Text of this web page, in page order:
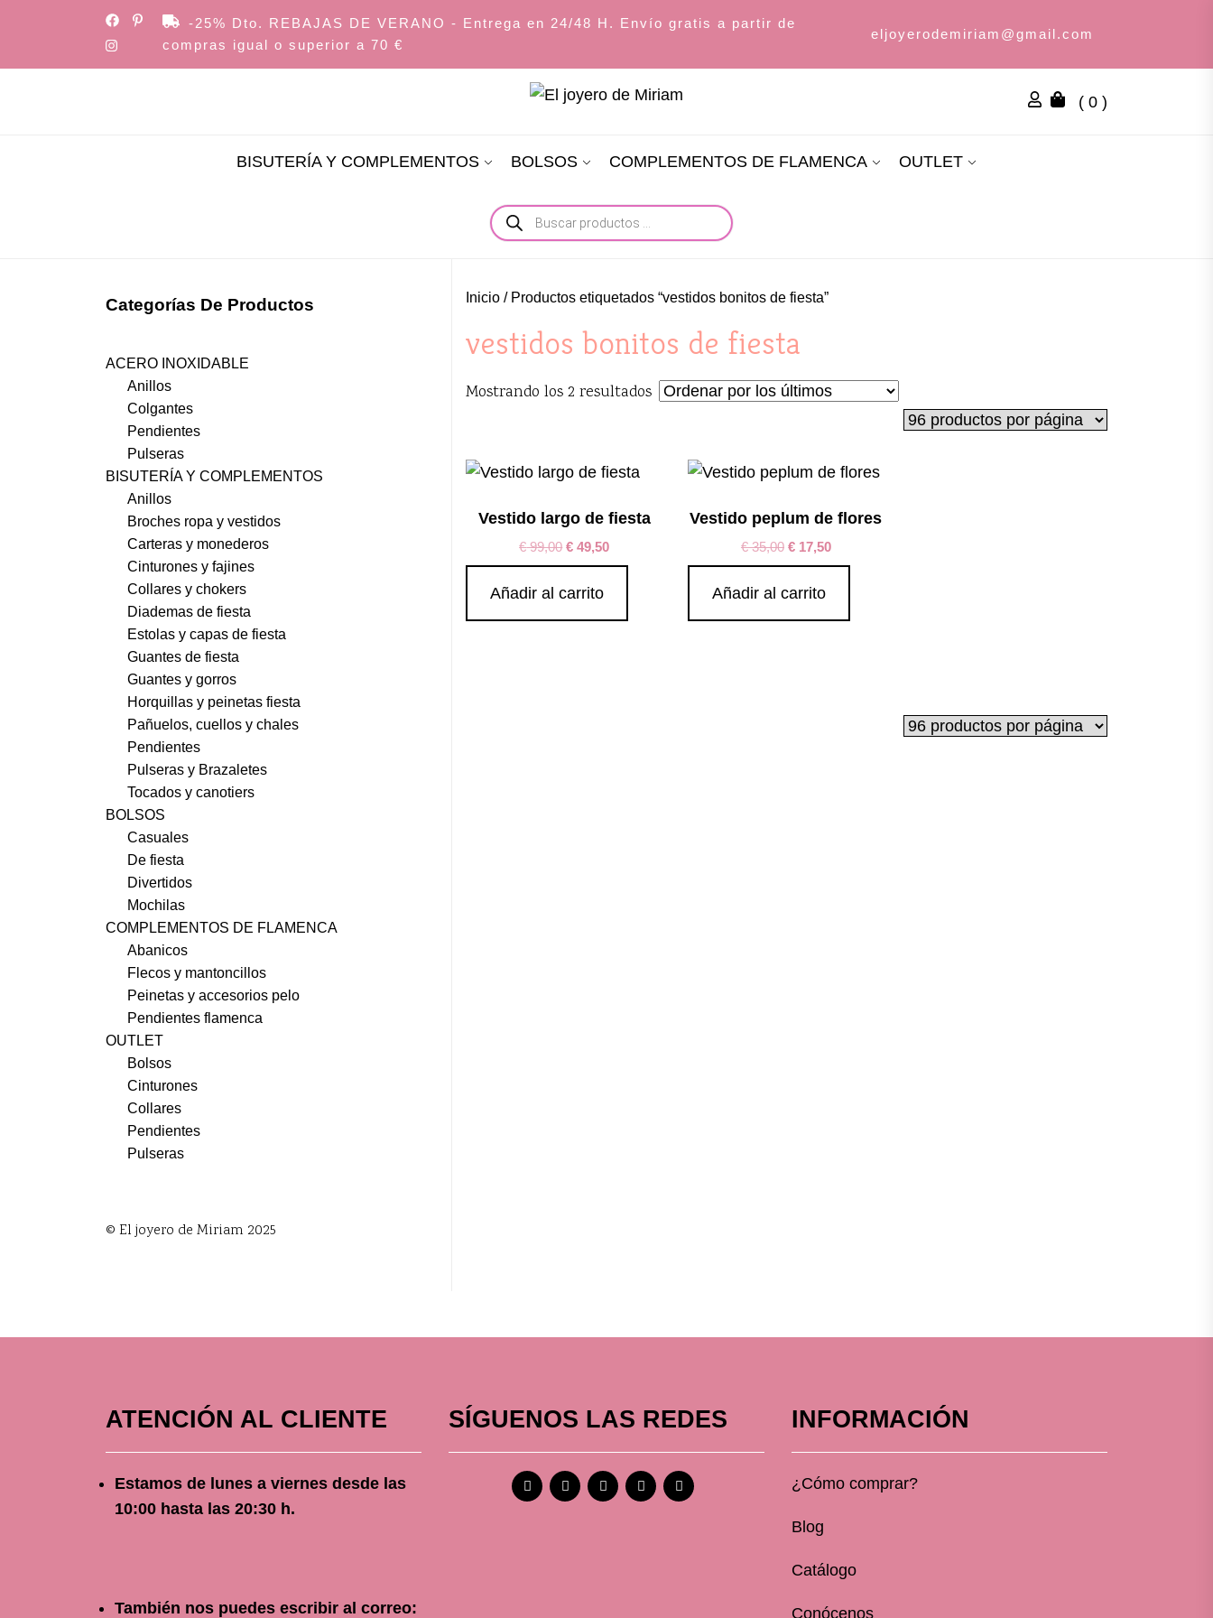
-25% Dto. REBAJAS DE VERANO - Entrega en 24/48 H. Envío gratis a partir de
compras igual o superior a 70 €
eljoyerodemiriam@gmail.com
joyero
Miriam
( 0 )
BISUTERÍA Y COMPLEMENTOS BOLSOS COMPLEMENTOS DE FLAMENCA OUTLET
Búsqueda
de
productos
Inicio / Productos etiquetados “vestidos bonitos de fiesta”
vestidos bonitos de fiesta
Mostrando los 2 resultadosOrdenado
últimos
Vestido largo de fiesta
€99,00 € 49,50
Añadir al carrito
Vestido peplum de flores
€35,00 €17,50
Añadir al carrito
Categorías De Productos
ACERO INOXIDABLE
Anillos
Colgantes
Pendientes
Pulseras
BISUTERÍA Y COMPLEMENTOS
Anillos
Broches ropa y vestidos
Carteras y monederos
Cinturones y fajines
Collares y chokers
Diademas de fiesta
Estolas y capas de fiesta
Guantes de fiesta
Guantes y gorros
Horquillas y peinetas fiesta
Pañuelos, cuellos y chales
Pendientes
Pulseras y Brazaletes
Tocados y canotiers
BOLSOS
Casuales
De fiesta
Divertidos
Mochilas
COMPLEMENTOS DE FLAMENCA
Abanicos
Flecos y mantoncillos
Peinetas y accesorios pelo
Pendientes flamenca
OUTLET
Bolsos
Cinturones
Collares
Pendientes
Pulseras
© El joyero de Miriam 2025
ATENCIÓN AL CLIENTE
Estamos de lunes a viernes desde las
10:00 hasta las 20:30 h.
También nos puedes escribir al correo:
SÍGUENOS LAS REDES INFORMACIÓN
¿Cómo comprar?
Blog
Catálogo
Conócenos